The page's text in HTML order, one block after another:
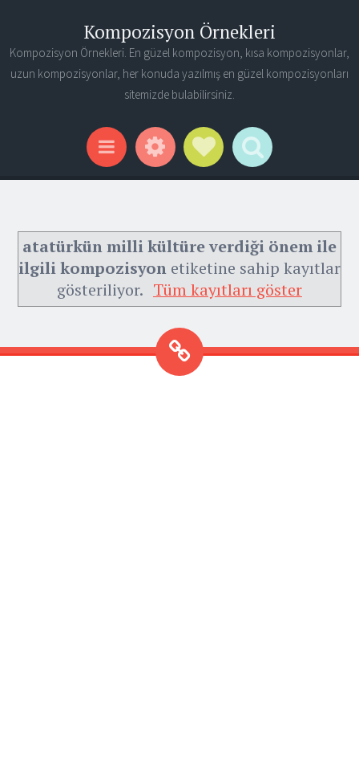
Kompozisyon Örnekleri
Kompozisyon Örnekleri. En güzel kompozisyon, kısa kompozisyonlar,
uzun kompozisyonlar, her konuda yazılmış en güzel kompozisyonları
sitemizde bulabilirsiniz.
Menu WidgetsSocial Links
Search
atatürkün milli kültüre verdiği önem ile
ilgili kompozisyon etiketine sahip kayıtlar
gösteriliyor. Tüm kayıtları göster